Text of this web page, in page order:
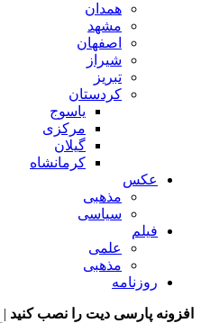
همدان
مشهد
اصفهان
شیراز
تبریز
کردستان
یاسوج
مرکزی
گیلان
کرمانشاه
عکس
مذهبی
سیاسی
فیلم
علمی
مذهبی
روزنامه
افزونه پارسی دیت را نصب کنید |